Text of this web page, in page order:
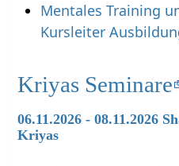
Mentales Training
Kursleiter
Kriyas Seminare
06.11.2026 - 08.11.2026
Kriyas